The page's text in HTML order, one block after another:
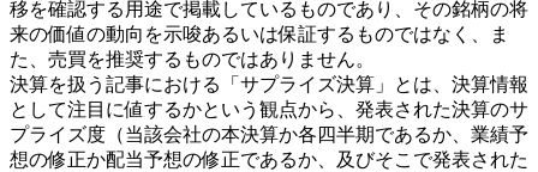
移を確認する用途で掲載しているものであり、その銘柄の将
来の価値の動向を示唆あるいは保証するものではなく、ま
た、売買を推奨するものではありません。
決算を扱う記事における「サプライズ決算」とは、決算情報
として注目に値するかという観点から、発表された決算のサ
プライズ度（当該会社の本決算か各四半期であるか、業績予
想の修正か配当予想の修正であるか、及びそこで発表された